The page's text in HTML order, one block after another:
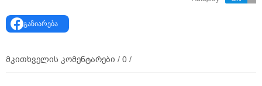
თანახმად, დანიელის ოჯახი აფხაზეთიდან იყო
დევნილი, მამამისი ახლაც ფრონტის წინა ხაზზე
გუშინ გავრცელდა ინფორმაცია, რომ უკრაინაში
გაზიარება
მკითხველის კომენტარები / 0 /